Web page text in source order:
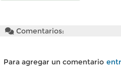
Comentarios:
Para agregar un comentario